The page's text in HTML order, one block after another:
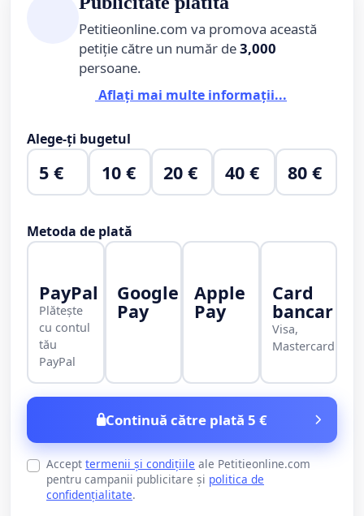
Petitieonline.com va promova această
petiție către un număr de3,000
persoane.
Aflați mai multe informații...
Alege-ți bugetul
5 € 10 € 20 € 40 € 80 €
Metoda de plată
PayPal
Plătește
cu contul
tău
PayPal
Google
Pay
Apple
Pay
Card
bancar
Visa,
Mastercard
Continuă către plată 5 €
Accept termenii și condițiile ale Petitieonline.com
pentru campanii publicitare și politica de
confidențialitate.